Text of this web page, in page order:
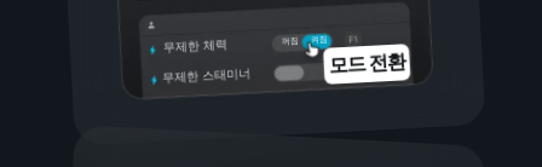
켜짐
꺼짐
무제한 체력
무제한 스태미너 모드 전환